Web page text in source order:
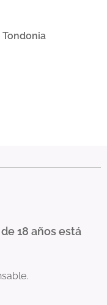
Tondonia
18 años está